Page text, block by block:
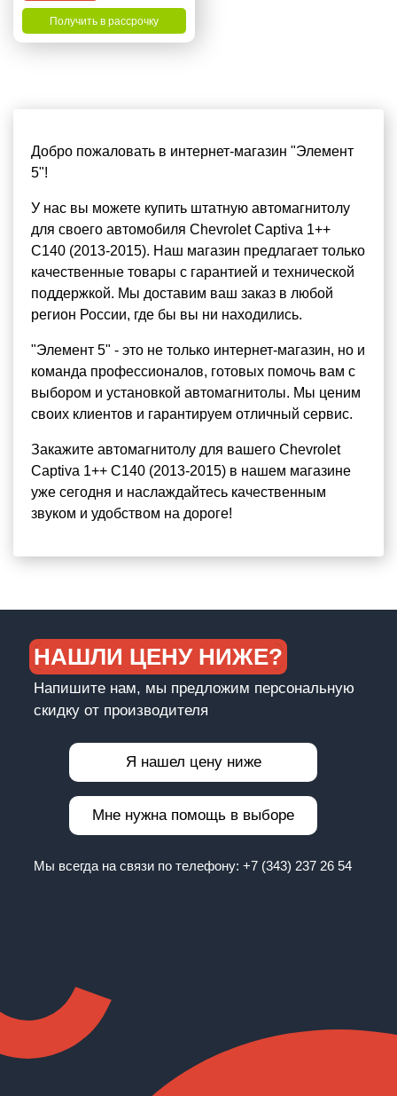
Получить в рассрочку
Добро пожаловать в интернет-магазин "Элемент
5"!
У нас вы можете купить штатную автомагнитолу
для своего автомобиля Chevrolet Captiva 1++
C140 (2013-2015). Наш магазин предлагает только
качественные товары с гарантией и технической
поддержкой. Мы доставим ваш заказ в любой
регион России, где бы вы ни находились.
"Элемент 5" - это не только интернет-магазин, но и
команда профессионалов, готовых помочь вам с
выбором и установкой автомагнитолы. Мы ценим
своих клиентов и гарантируем отличный сервис.
Закажите автомагнитолу для вашего Chevrolet
Captiva 1++ C140 (2013-2015) в нашем магазине
уже сегодня и наслаждайтесь качественным
звуком и удобством на дороге!
НАШЛИ ЦЕНУ НИЖЕ?
Напишите нам, мы предложим персональную
скидку от производителя
Я нашел цену ниже
Мне нужна помощь в выборе
Мы всегда на связи по телефону: +7 (343) 237 26 54